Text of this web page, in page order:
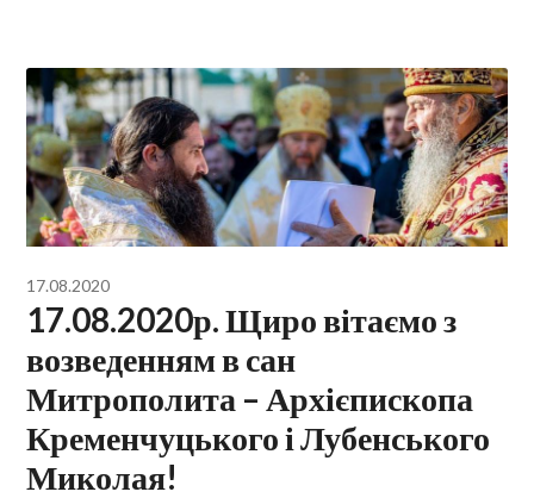
17.08.2020
17.08.2020р. Щиро вітаємо з
возведенням в сан
Митрополита – Архієпископа
Кременчуцького і Лубенського
Миколая!